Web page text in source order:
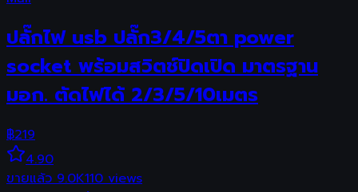
ปลั๊กไฟ usb ปลั๊ก3/4/5ตา power
socket พร้อมสวิตช์ปิดเปิด มาตรฐาน
มอก. ตัดไฟได้ 2/3/5/10เมตร
฿219
4.90
ขายแล้ว9.0K110views